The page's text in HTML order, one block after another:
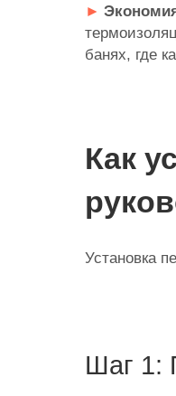
банях, где
Как
Установка
Шаг 1: